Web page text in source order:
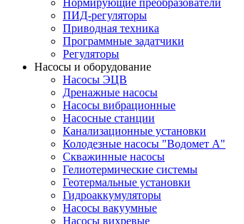
Нормирующие преобразователи
ПИД-регуляторы
Приводная техника
Программные задатчики
Регуляторы
Насосы и оборудование
Насосы ЭЦВ
Дренажные насосы
Насосы вибрационные
Насосные станции
Канализационные установки
Колодезные насосы "Водомет А"
Скважинные насосы
Гелиотермические системы
Геотермальные установки
Гидроаккумуляторы
Насосы вакуумные
Насосы вихревые